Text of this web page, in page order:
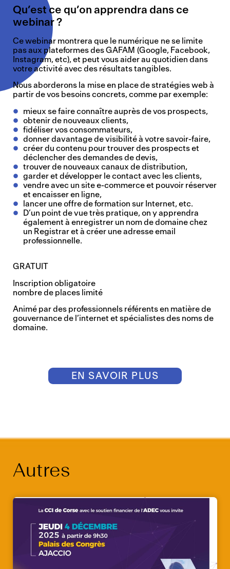
Qu’est ce qu’on apprendra dans ce
webinar ?
Ce webinar montrera que le numérique ne se limite
pas aux plateformes des GAFAM (Google, Facebook,
Instagram, etc), et peut vous aider au quotidien dans
votre activité avec des résultats tangibles.
Nous aborderons la mise en place de stratégies web à
partir de vos besoins concrets, comme par exemple:
mieux se faire connaître auprès de vos prospects,
obtenir de nouveaux clients,
fidéliser vos consommateurs,
donner davantage de visibilité à votre savoir-faire,
créer du contenu pour trouver des prospects et
déclencher des demandes de devis,
trouver de nouveaux canaux de distribution,
garder et développer le contact avec les clients,
vendre avec un site e-commerce et pouvoir réserver
et encaisser en ligne,
lancer une offre de formation sur Internet, etc.
D’un point de vue très pratique, on y apprendra
également à enregistrer un nom de domaine chez
un Registrar et à créer une adresse email
professionnelle.
GRATUIT
Inscription obligatoire
nombre de places limité
Animé par des professionnels référents en matière de
gouvernance de l’internet et spécialistes des noms de
domaine.
EN SAVOIR PLUS
Autres